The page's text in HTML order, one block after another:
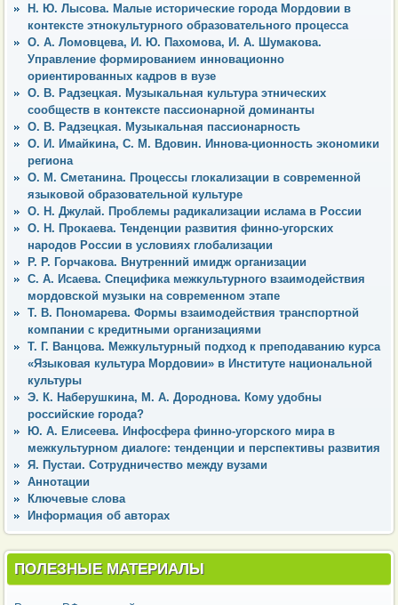
Н. Ю. Лысова. Малые исторические города Мордовии в
контексте этнокультурного образовательного процесса
О. А. Ломовцева, И. Ю. Пахомова, И. А. Шумакова.
Управление формированием инновационно
ориентированных кадров в вузе
О. В. Радзецкая. Музыкальная культура этнических
сообществ в контексте пассионарной доминанты
О. В. Радзецкая. Музыкальная пассионарность
О. И. Имайкина, С. М. Вдовин. Иннова-ционность экономики
региона
О. М. Сметанина. Процессы глокализации в современной
языковой образовательной культуре
О. Н. Джулай. Проблемы радикализации ислама в России
О. Н. Прокаева. Тенденции развития финно-угорских
народов России в условиях глобализации
Р. Р. Горчакова. Внутренний имидж организации
С. А. Исаева. Специфика межкультурного взаимодействия
мордовской музыки на современном этапе
Т. В. Пономарева. Формы взаимодействия транспортной
компании с кредитными организациями
Т. Г. Ванцова. Межкультурный подход к преподаванию курса
«Языковая культура Мордовии» в Институте национальной
культуры
Э. К. Наберушкина, М. А. Дороднова. Кому удобны
российские города?
Ю. А. Елисеева. Инфосфера финно-угорского мира в
межкультурном диалоге: тенденции и перспективы развития
Я. Пустаи. Сотрудничество между вузами
Аннотации
Ключевые слова
Информация об авторах
ПОЛЕЗНЫЕ МАТЕРИАЛЫ